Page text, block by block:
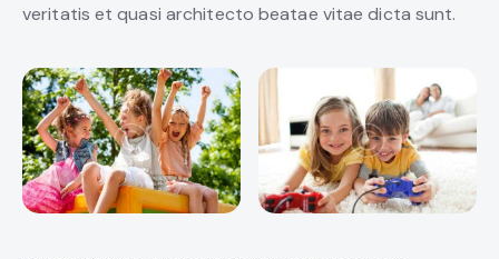
veritatis et quasi architecto beatae vitae dicta sunt.